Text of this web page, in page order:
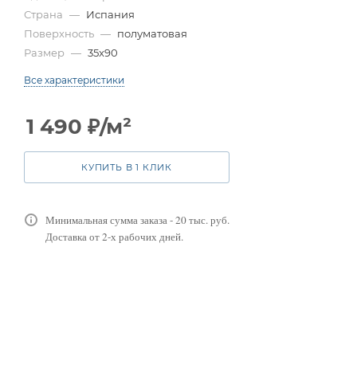
Страна — Испания
Поверхность — полуматовая
Размер — 35x90
Все характеристики
1 490 ₽/м²
КУПИТЬ В 1 КЛИК
Минимальная сумма заказа - 20 тыс. руб.
Доставка от 2-х рабочих дней.